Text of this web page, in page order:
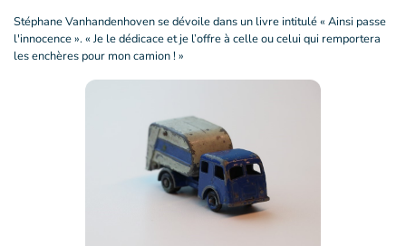
Stéphane Vanhandenhoven se dévoile dans un livre intitulé « Ainsi passe
l'innocence ». « Je le dédicace et je l’offre à celle ou celui qui remportera
les enchères pour mon camion ! »